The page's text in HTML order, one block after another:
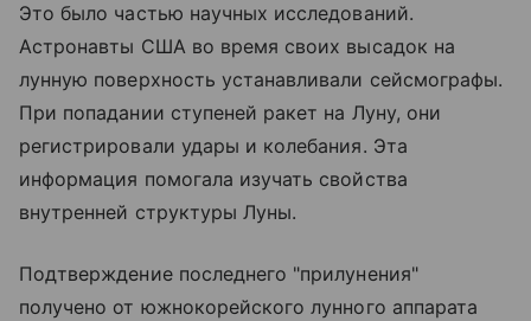
Это было частью научных исследований.
Астронавты США во время своих высадок на
лунную поверхность устанавливали сейсмографы.
При попадании ступеней ракет на Луну, они
регистрировали удары и колебания. Эта
информация помогала изучать свойства
внутренней структуры Луны.
Подтверждение последнего "прилунения"
получено от южнокорейского лунного аппарата